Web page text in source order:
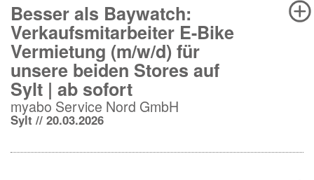
Besser als Baywatch:
Verkaufsmitarbeiter E-Bike
Vermietung (m/w/d) für
unsere beiden Stores auf
Sylt | ab sofort
myabo Service Nord GmbH
Sylt // 20.03.2026